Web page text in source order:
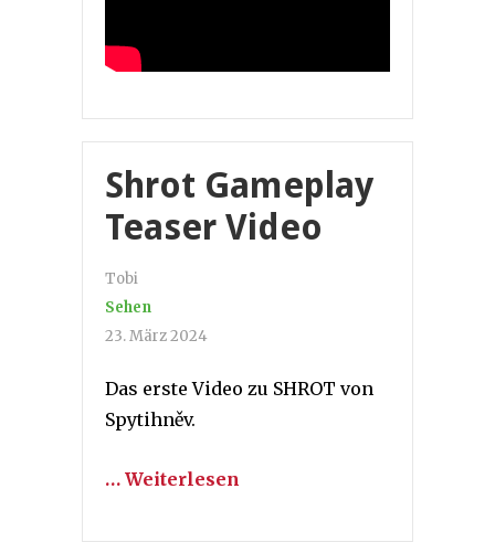
Shrot Gameplay
Teaser Video
Tobi
Sehen
23. März 2024
Das erste Video zu SHROT von
Spytihněv.
… Weiterlesen